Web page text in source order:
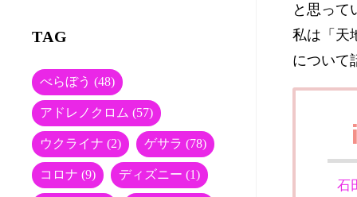
と思って
私は「天
について
石
r
TAG
べらぼう (48)
アドレノクロム (57)
ウクライナ (2) ゲサラ (78)
コロナ (9) ディズニー (1)